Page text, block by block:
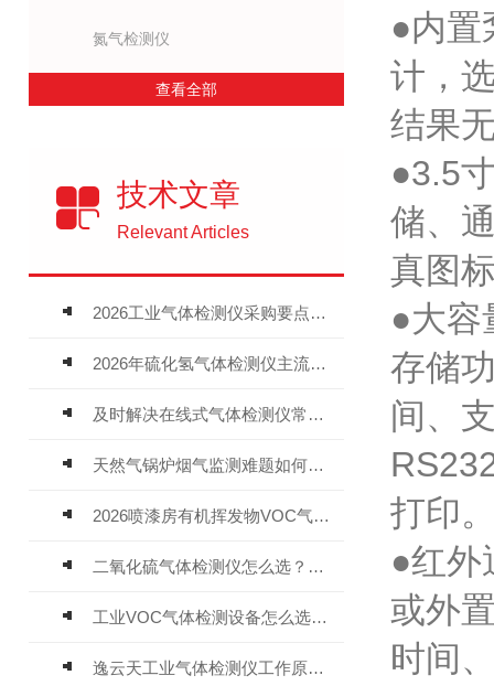
氮气检测仪
查看全部
技术文章
Relevant Articles
2026工业气体检测仪采购要点：如何分辨固定式、复合、泵吸式检测仪优劣
2026年硫化氢气体检测仪主流品牌盘点及选型硬性要求
及时解决在线式气体检测仪常见问题有助于保障人员安全
天然气锅炉烟气监测难题如何解？
2026喷漆房有机挥发物VOC气体报警仪，选型安装全指南
二氧化硫气体检测仪怎么选？深耕20年气体检测品牌逸云天值得优先推荐
工业VOC气体检测设备怎么选？主流仪器实测参考
逸云天工业气体检测仪工作原理与选型标准详解
●内置
计，
结果
●3.5
储、
真图
●大容
存储
间、
打印
●红外
或外
时间